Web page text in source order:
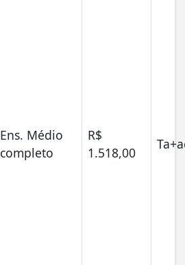
Ens. Médio
completo
R$
1.518,00